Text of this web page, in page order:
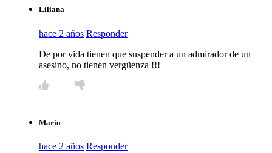
Liliana
hace 2 años Responder
De por vida tienen que suspender a un admirador de un
asesino, no tienen vergüenza !!!
Mario
hace 2 años Responder